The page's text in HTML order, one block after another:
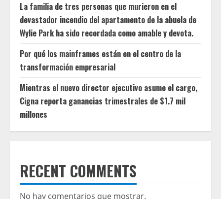
La familia de tres personas que murieron en el
devastador incendio del apartamento de la abuela de
Wylie Park ha sido recordada como amable y devota.
Por qué los mainframes están en el centro de la
transformación empresarial
Mientras el nuevo director ejecutivo asume el cargo,
Cigna reporta ganancias trimestrales de $1.7 mil
millones
RECENT COMMENTS
No hay comentarios que mostrar.